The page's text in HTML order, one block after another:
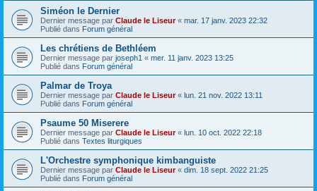
Siméon le Dernier
Dernier message par Claude le Liseur« mar. 17 janv. 2023 22:32
Publié dans Forum général
Les chrétiens de Bethléem
Dernier message par joseph1 « mer. 11 janv. 2023 13:25
Publié dans Forum général
Palmar de Troya
Dernier message par Claude le Liseur« lun. 21 nov. 2022 13:11
Publié dans Forum général
Psaume 50 Miserere
Dernier message par Claude le Liseur« lun. 10 oct. 2022 22:18
Publié dans Textes liturgiques
L'Orchestre symphonique kimbanguiste
Dernier message par Claude le Liseur« dim. 18 sept. 2022 21:25
Publié dans Forum général